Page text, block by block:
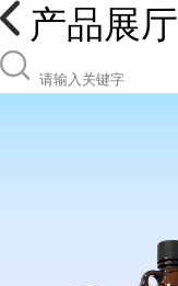
产品展厅